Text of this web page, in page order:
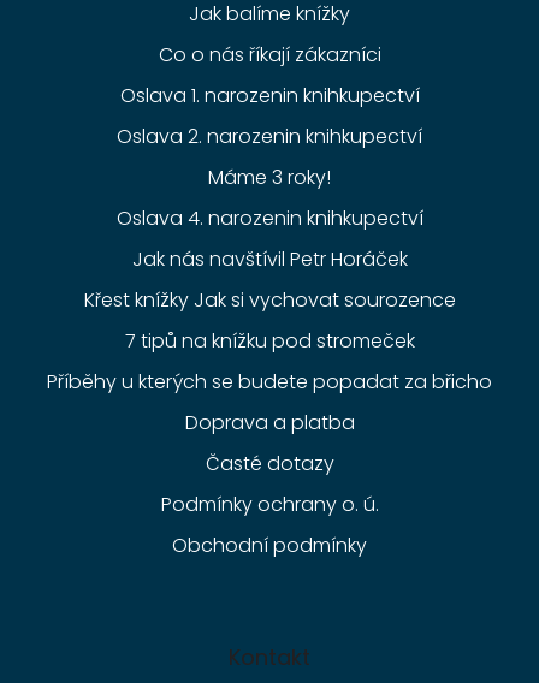
Jak balíme knížky
Co o nás říkají zákazníci
Oslava 1. narozenin knihkupectví
Oslava 2. narozenin knihkupectví
Máme 3 roky!
Oslava 4. narozenin knihkupectví
Jak nás navštívil Petr Horáček
Křest knížky Jak si vychovat sourozence
7 tipů na knížku pod stromeček
Příběhy u kterých se budete popadat za břicho
Doprava a platba
Časté dotazy
Podmínky ochrany o. ú.
Obchodní podmínky
Kontakt